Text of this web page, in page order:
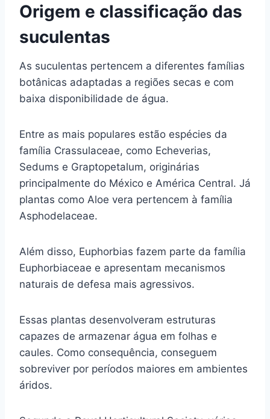
Origem e classificação das
suculentas
As suculentas pertencem a diferentes famílias
botânicas adaptadas a regiões secas e com
baixa disponibilidade de água.
Entre as mais populares estão espécies da
família Crassulaceae, como Echeverias,
Sedums e Graptopetalum, originárias
principalmente do México e América Central. Já
plantas como Aloe vera pertencem à família
Asphodelaceae.
Além disso, Euphorbias fazem parte da família
Euphorbiaceae e apresentam mecanismos
naturais de defesa mais agressivos.
Essas plantas desenvolveram estruturas
capazes de armazenar água em folhas e
caules. Como consequência, conseguem
sobreviver por períodos maiores em ambientes
áridos.